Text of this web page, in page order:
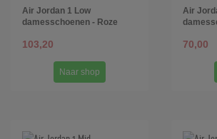
Air Jordan 1 Low
damesschoenen - Roze
103,20
Naar shop
Air
70,00